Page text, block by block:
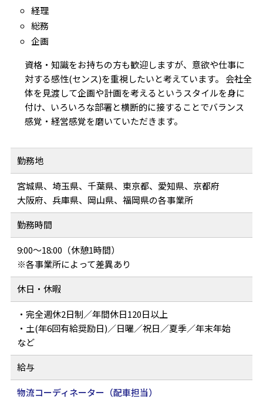
経理
総務
企画
資格・知識をお持ちの方も歓迎しますが、意欲や仕事に
対する感性(センス)を重視したいと考えています。
会社全
体を見渡して企画や計画を考えるというスタイルを身に
付け、いろいろな部署と横断的に接することでバランス
感覚・経営感覚を磨いていただきます。
勤務地
宮城県、埼玉県、千葉県、東京都、愛知県、京都府
大阪府、兵庫県、岡山県、福岡県の各事業所
勤務時間
9:00～18:00（休憩1時間）
※各事業所によって差異あり
休日・休暇
・完全週休2日制／年間休日120日以上
・土(年6回有給奨励日)／日曜／祝日／夏季／年末年始
など
給与
物流コーディネーター（配車担当）